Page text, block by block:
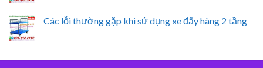
Các lỗi thường gặp khi sử dụng xe đẩy hàng 2 tầng